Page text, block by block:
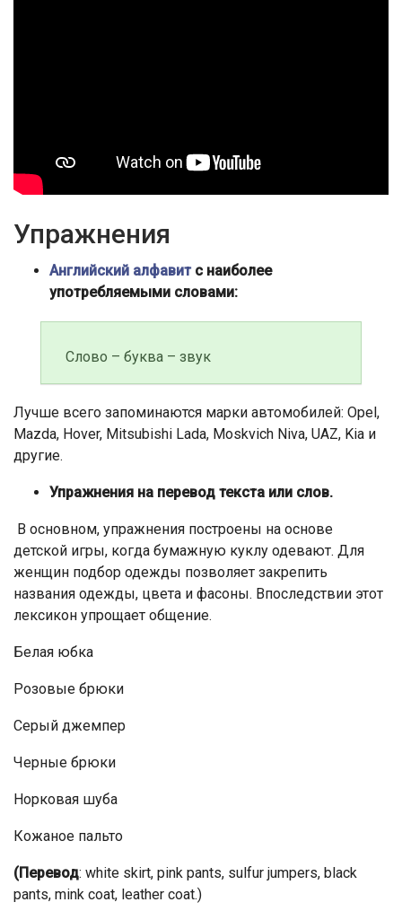
Упражнения
Английский алфавитс наиболее
употребляемыми словами:
Слово – буква – звук
Лучше всего запоминаются марки автомобилей: Opel,
Mazda, Hover, Mitsubishi Lada, Moskvich Niva, UAZ, Kia и
другие.
Упражнения на перевод текста или слов.
В основном, упражнения построены на основе
детской игры, когда бумажную куклу одевают. Для
женщин подбор одежды позволяет закрепить
названия одежды, цвета и фасоны. Впоследствии этот
лексикон упрощает общение.
Белая юбка
Розовые брюки
Серый джемпер
Черные брюки
Норковая шуба
Кожаное пальто
(Перевод: white skirt, pink pants, sulfur jumpers, black
pants, mink coat, leather coat.)